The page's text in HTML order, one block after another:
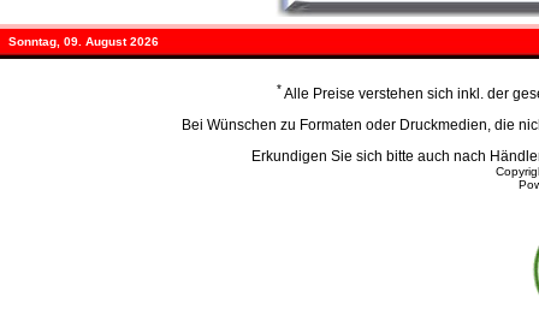
Sonntag, 09. August 2026
*Alle Preise verstehen sich inkl. der
Bei Wünschen zu Formaten oder Druckmedien, die
Erkundigen Sie sich bitte auch nach